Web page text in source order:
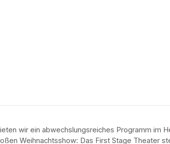
wir ein abwechslungsreiches Programm im
Weihnachtsshow: Das First Stage Theater